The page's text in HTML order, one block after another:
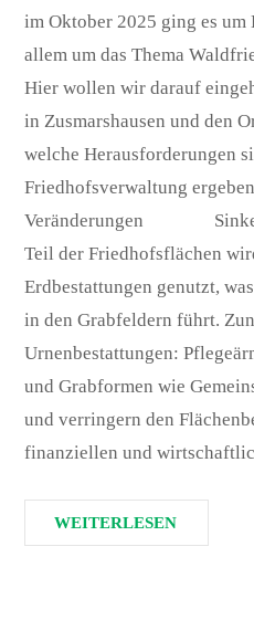
im Oktober 2025 ging es
allem um das Thema
Hier wollen wir darauf
in Zusmarshausen und den
welche Herausforderungen
Friedhofsverwaltung
Veränderungen
Teil der Friedhofsflächen
Erdbestattungen genutzt,
in den Grabfeldern führt.
Urnenbestattungen:
und Grabformen wie
und verringern den
finanziellen und
WEITERLESEN